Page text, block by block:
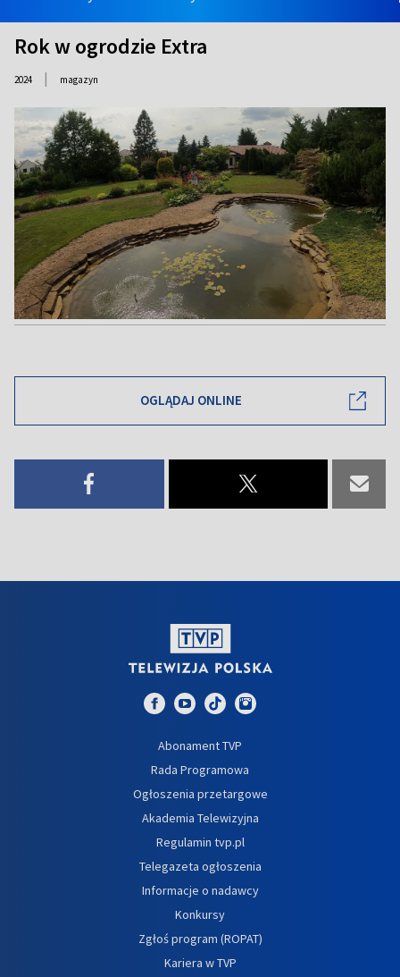
Rok w ogrodzie Extra
2024 | magazyn
OGLĄDAJ ONLINE
Abonament TVP
Rada Programowa
Ogłoszenia przetargowe
Akademia Telewizyjna
Regulamin tvp.pl
Telegazeta ogłoszenia
Informacje o nadawcy
Konkursy
Zgłoś program (ROPAT)
Kariera w TVP